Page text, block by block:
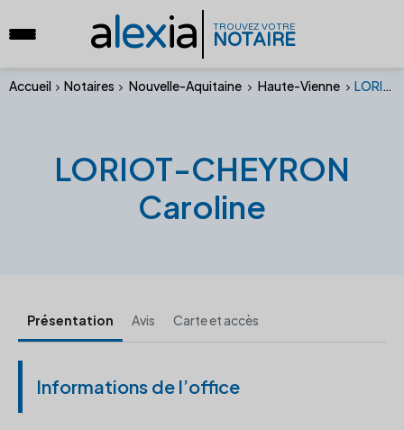
alexia TROUVEZ VOTRE
NOTAIRE
Accueil Notaires Nouvelle-Aquitaine Haute-Vienne LORIOT-CHEYRON Caroline
LORIOT-CHEYRON
Caroline
Présentation Avis Carte et accès
Informations de l’office